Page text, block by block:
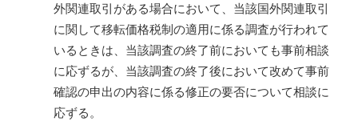
外関連取引がある場合において、当該国外関連取引
に関して移転価格税制の適用に係る調査が行われて
いるときは、当該調査の終了前においても事前相談
に応ずるが、当該調査の終了後において改めて事前
確認の申出の内容に係る修正の要否について相談に
応ずる。